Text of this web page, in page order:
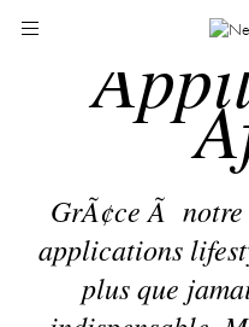
GrÃ¢ce Ã notre
applications
plus que